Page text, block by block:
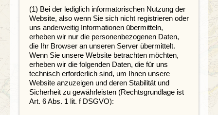
(1) Bei der lediglich informatorischen Nutzung der
Website, also wenn Sie sich nicht registrieren oder
uns anderweitig Informationen übermitteln,
erheben wir nur die personenbezogenen Daten,
die Ihr Browser an unseren Server übermittelt.
Wenn Sie unsere Website betrachten möchten,
erheben wir die folgenden Daten, die für uns
technisch erforderlich sind, um Ihnen unsere
Website anzuzeigen und deren Stabilität und
Sicherheit zu gewährleisten (Rechtsgrundlage ist
Art. 6 Abs. 1 lit. f DSGVO):